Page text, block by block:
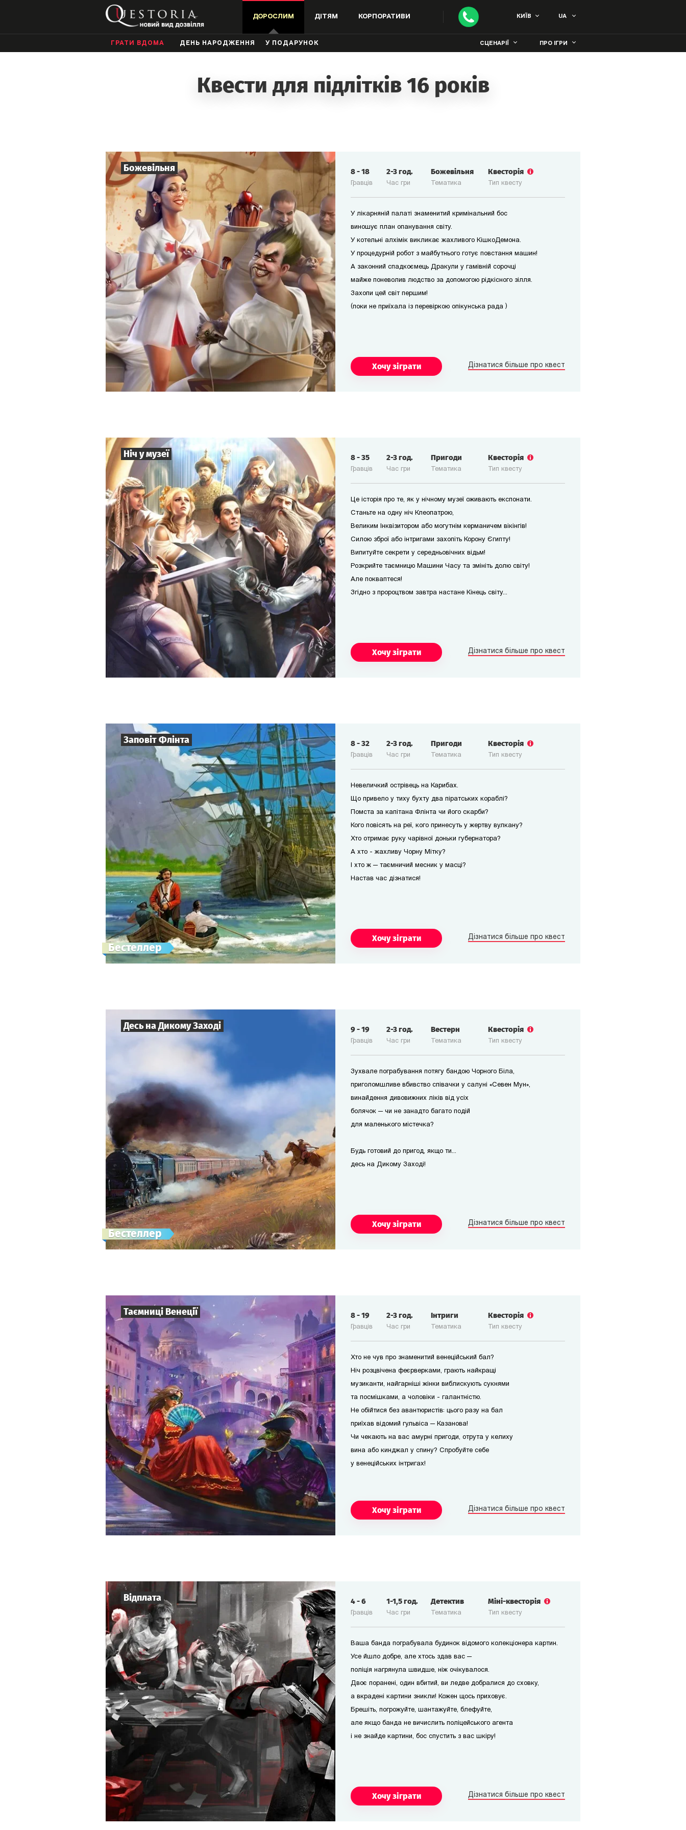
ДОРОСЛИМ ДІТЯМ КОРПОРАТИВИ КИЇВ UA
ГРАТИ ВДОМА ДЕНЬ НАРОДЖЕННЯ У ПОДАРУНОК СЦЕНАРІЇ ПРО ІГРИ
Квести для підлітків 16 років
Божевільня
Гравців
8-18
Час гри
2-3год.
Тематика
Божевільня
Тип квесту
Квесторія
У лікарняній палаті знаменитий кримінальний бос
виношує план опанування світу.
У котельні алхімік викликає жахливого КішкоДемона.
У процедурній робот з майбутнього готує повстання машин!
А законний спадкоємець Дракули у гамівній сорочці
майже поневолив людство за допомогою рідкісного зілля.
Захопи цей світ першим!
(поки не приїхала із перевіркою опікунська рада )
Хочу зіграти Дізнатися більше про квест
Ніч у музеї
Гравців
8-35
Час гри
2-3год.
Тематика
Пригоди
Тип квесту
Квесторія
Це історія про те, як у нічному музеї оживають експонати.
Станьте на одну ніч Клеопатрою,
Великим Інквізитором або могутнім керманичем вікінгів!
Силою зброї або інтригами захопіть Корону Єгипту!
Випитуйте секрети у середньовічних відьм!
Розкрийте таємницю Машини Часу та змініть долю світу!
Але покваптеся!
Згідно з пророцтвом завтра настане Кінець світу...
Хочу зіграти Дізнатися більше про квест
Заповіт Флінта
Бестеллер
Гравців
8-32
Час гри
2-3год.
Тематика
Пригоди
Тип квесту
Квесторія
Невеличкий острівець на Карибах.
Що привело у тиху бухту два піратських кораблі?
Помста за капітана Флінта чи його скарби?
Кого повісять на реї, кого принесуть у жертву вулкану?
Хто отримає руку чарівної доньки губернатора?
А хто - жахливу Чорну Мітку?
І хто ж — таємничий месник у масці?
Настав час дізнатися!
Хочу зіграти Дізнатися більше про квест
Десь на Дикому Заході
Бестеллер
Гравців
9-19
Час гри
2-3год.
Тематика
Вестерн
Тип квесту
Квесторія
Зухвале пограбування потягу бандою Чорного Біла,
приголомшливе вбивство співачки у салуні «Севен Мун»,
винайдення дивовижних ліків від усіх
болячок — чи не занадто багато подій
для маленького містечка?
Будь готовий до пригод, якщо ти...
десь на Дикому Заході!
Хочу зіграти Дізнатися більше про квест
Таємниці Венеції
Гравців
8-19
Час гри
2-3год.
Тематика
Інтриги
Тип квесту
Квесторія
Хто не чув про знаменитий венеційський бал?
Ніч розцвічена феєрверками, грають найкращі
музиканти, найгарніші жінки виблискують сукнями
та посмішками, а чоловіки - галантністю.
Не обійтися без авантюристів: цього разу на бал
приїхав відомий гульвіса — Казанова!
Чи чекають на вас амурні пригоди, отрута у келиху
вина або кинджал у спину? Спробуйте себе
у венеційських інтригах!
Хочу зіграти Дізнатися більше про квест
Відплата
Гравців
4-6
Час гри
1-1,5год.
Тематика
Детектив
Тип квесту
Міні-квесторія
Ваша банда пограбувала будинок відомого колекціонера картин.
Усе йшло добре, але хтось здав вас —
поліція нагрянула швидше, ніж очікувалося.
Двоє поранені, один вбитий, ви ледве добралися до сховку,
а вкрадені картини зникли! Кожен щось приховує.
Брешіть, погрожуйте, шантажуйте, блефуйте,
але якщо банда не вичислить поліцейського агента
і не знайде картини, бос спустить з вас шкіру!
Хочу зіграти Дізнатися більше про квест